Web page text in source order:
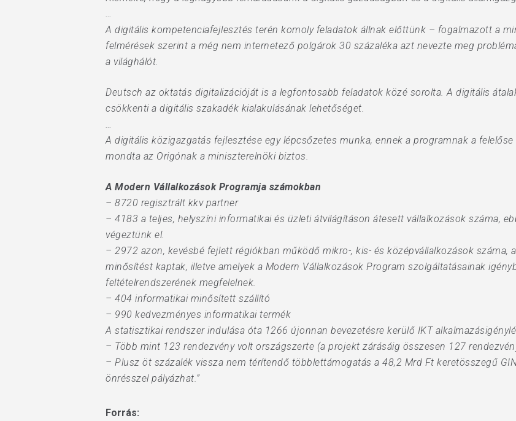
…
A digitális kompetenciafejlesztés terén komoly feladatok állnak előttünk – fogalmazott a
felmérések szerint a még nem internetező polgárok 30 százaléka azt nevezte meg
a világhálót.
Deutsch az oktatás digitalizációját is a legfontosabb feladatok közé sorolta. A digitális
csökkenti a digitális szakadék kialakulásának lehetőséget.
…
A digitális közigazgatás fejlesztése egy lépcsőzetes munka, ennek a programnak a
mondta az Origónak a miniszterelnöki biztos.
A Modern Vállalkozások Programja számokban
– 8720 regisztrált kkv partner
– 4183 a teljes, helyszíni informatikai és üzleti átvilágításon átesett vállalkozások száma,
végeztünk el.
– 2972 azon, kevésbé fejlett régiókban működő mikro-, kis- és középvállalkozások száma,
minősítést kaptak, illetve amelyek a Modern Vállalkozások Program szolgáltatásainak
feltételrendszerének megfelelnek.
– 404 informatikai minősített szállító
– 990 kedvezményes informatikai termék
A statisztikai rendszer indulása óta 1266 újonnan bevezetésre kerülő IKT
– Több mint 123 rendezvény volt országszerte (a projekt zárásáig összesen 127
– Plusz öt százalék vissza nem térítendő többlettámogatás a 48,2 Mrd Ft keretösszegű
önrésszel pályázhat.”
Forrás: